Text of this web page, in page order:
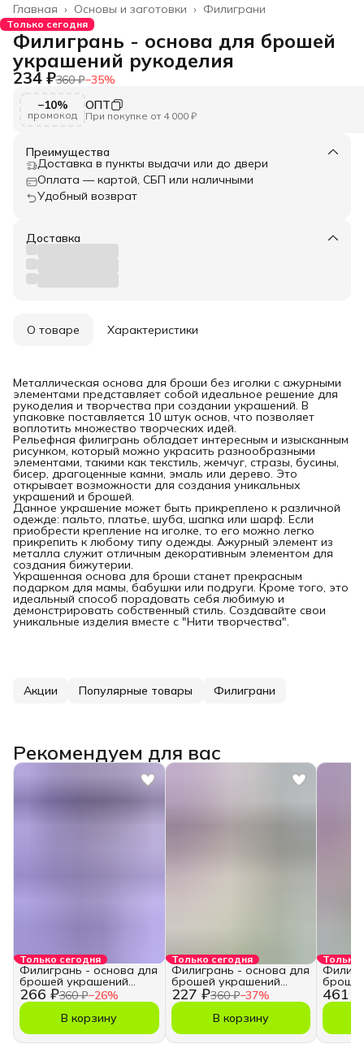
Филиграни
Основы и заготовки ›
Главная ›
Только сегодня
Филигрань - основа для брошей
украшений рукоделия
234 ₽360 ₽−35%
−10%
промокод
ОПТ
При покупке от 4 000 ₽
Преимущества
Доставка в пункты выдачи или до двери
Оплата — картой, СБП или наличными
Удобный возврат
Доставка
О товаре Характеристики
Металлическая основа для броши без иголки с ажурными
элементами представляет собой идеальное решение для
рукоделия и творчества при создании украшений. В
упаковке поставляется 10 штук основ, что позволяет
воплотить множество творческих идей.
Рельефная филигрань обладает интересным и изысканным
рисунком, который можно украсить разнообразными
элементами, такими как текстиль, жемчуг, стразы, бусины,
бисер, драгоценные камни, эмаль или дерево. Это
открывает возможности для создания уникальных
украшений и брошей.
Данное украшение может быть прикреплено к различной
одежде: пальто, платье, шуба, шапка или шарф. Если
приобрести крепление на иголке, то его можно легко
прикрепить к любому типу одежды. Ажурный элемент из
металла служит отличным декоративным элементом для
создания бижутерии.
Украшенная основа для броши станет прекрасным
подарком для мамы, бабушки или подруги. Кроме того, это
идеальный способ порадовать себя любимую и
демонстрировать собственный стиль. Создавайте свои
уникальные изделия вместе с "Нити творчества".
Акции Популярные товары Филиграни
Рекомендуем для вас
Только сегодня
266 ₽360 ₽−26%
Филигрань - основа для
брошей украшений
рукоделия
В корзину
Только сегодня
227 ₽360 ₽−37%
Филигрань - основа для
брошей украшений
рукоделия
В корзину
Только
461 ₽